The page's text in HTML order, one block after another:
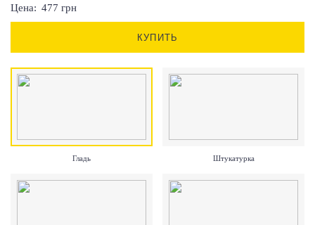
Цена: 477 грн
КУПИТЬ
Гладь Штукатурка